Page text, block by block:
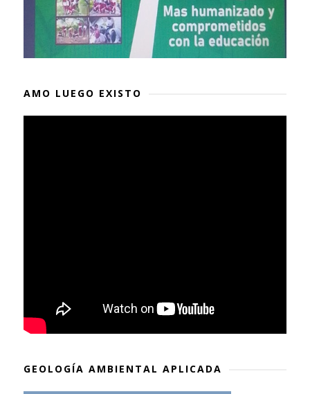
AMO LUEGO EXISTO
GEOLOGÍA AMBIENTAL APLICADA